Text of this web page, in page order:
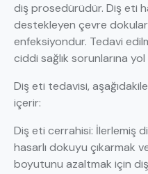
diş prosedürüdür. Diş eti
destekleyen çevre
enfeksiyondur. Tedavi
ciddi sağlık sorunlarına
Diş eti tedavisi,
içerir:
Diş eti cerrahisi: İlerlemiş
hasarlı dokuyu çıkarmak
boyutunu azaltmak için